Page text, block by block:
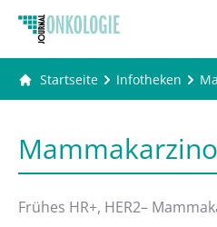
Startseite Infotheken
Frühes HR+, HER2–